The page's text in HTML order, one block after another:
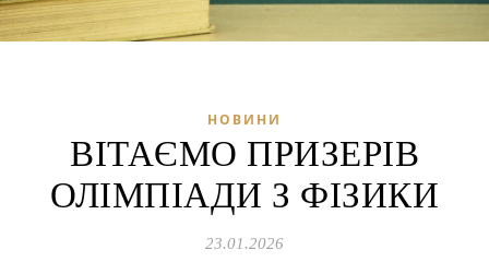
НОВИНИ
ВІТАЄМО ПРИЗЕРІВ
ОЛІМПІАДИ З ФІЗИКИ
23.01.2026